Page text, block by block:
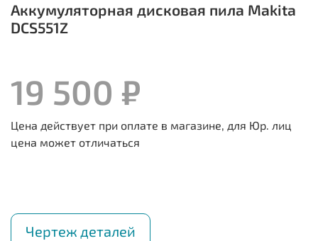
Аккумуляторная дисковая пила Makita
DCS551Z
19 500 ₽
Чертеж деталей